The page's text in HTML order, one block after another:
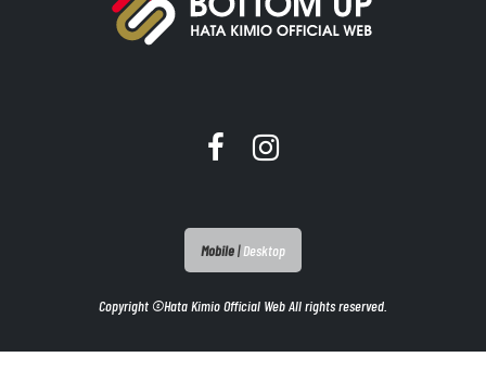
Mobile|Desktop
Copyright ©Hata Kimio Official Web All rights reserved.